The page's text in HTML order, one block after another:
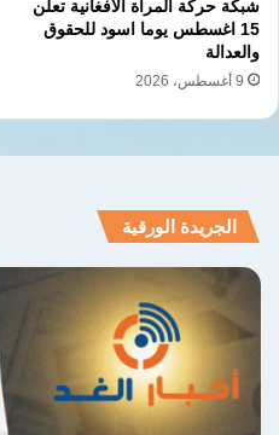
شبكة حركة المرأة الأفغانية تعلن
15 اغسطس يوما اسود للحقوق
والعدالة
9 أغسطس، 2026
الجريدة الورقية